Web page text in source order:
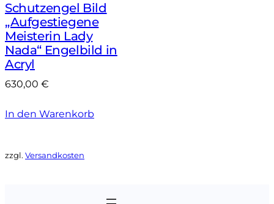
Schutzengel Bild
„Aufgestiegene
Meisterin Lady
Nada“ Engelbild in
Acryl
630,00 €
In den Warenkorb
zzgl. Versandkosten